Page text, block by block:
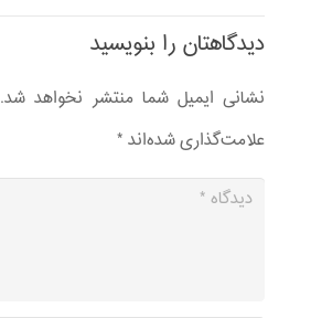
دیدگاهتان را بنویسید
نشانی ایمیل شما منتشر نخواهد شد.
علامت‌گذاری شده‌اند *